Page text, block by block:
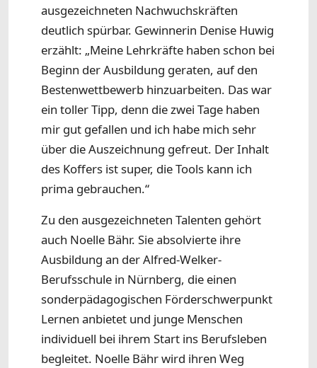
ausgezeichneten Nachwuchskräften
deutlich spürbar. Gewinnerin Denise Huwig
erzählt: „Meine Lehrkräfte haben schon bei
Beginn der Ausbildung geraten, auf den
Bestenwettbewerb hinzuarbeiten. Das war
ein toller Tipp, denn die zwei Tage haben
mir gut gefallen und ich habe mich sehr
über die Auszeichnung gefreut. Der Inhalt
des Koffers ist super, die Tools kann ich
prima gebrauchen.“
Zu den ausgezeichneten Talenten gehört
auch Noelle Bähr. Sie absolvierte ihre
Ausbildung an der Alfred-Welker-
Berufsschule in Nürnberg, die einen
sonderpädagogischen Förderschwerpunkt
Lernen anbietet und junge Menschen
individuell bei ihrem Start ins Berufsleben
begleitet. Noelle Bähr wird ihren Weg